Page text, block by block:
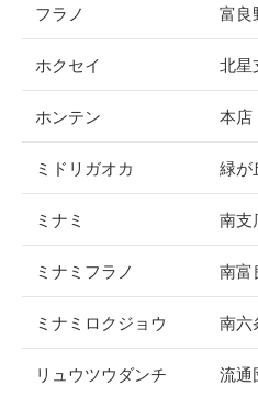
フラノ 富良
ホクセイ 北星
ホンテン 本店
ミドリガオカ 緑が
ミナミ 南支
ミナミフラノ 南富
ミナミロクジョウ 南六
リュウツウダンチ 流通